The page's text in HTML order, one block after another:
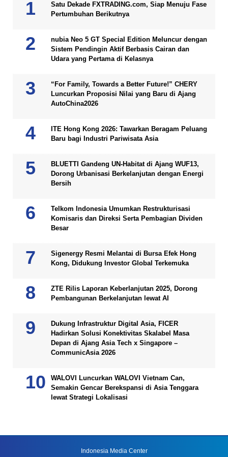
Satu Dekade FXTRADING.com, Siap Menuju Fase
Pertumbuhan Berikutnya
nubia Neo 5 GT Special Edition Meluncur dengan
Sistem Pendingin Aktif Berbasis Cairan dan
Udara yang Pertama di Kelasnya
“For Family, Towards a Better Future!” CHERY
Luncurkan Proposisi Nilai yang Baru di Ajang
AutoChina2026
ITE Hong Kong 2026: Tawarkan Beragam Peluang
Baru bagi Industri Pariwisata Asia
BLUETTI Gandeng UN-Habitat di Ajang WUF13,
Dorong Urbanisasi Berkelanjutan dengan Energi
Bersih
Telkom Indonesia Umumkan Restrukturisasi
Komisaris dan Direksi Serta Pembagian Dividen
Besar
Sigenergy Resmi Melantai di Bursa Efek Hong
Kong, Didukung Investor Global Terkemuka
ZTE Rilis Laporan Keberlanjutan 2025, Dorong
Pembangunan Berkelanjutan lewat AI
Dukung Infrastruktur Digital Asia, FICER
Hadirkan Solusi Konektivitas Skalabel Masa
Depan di Ajang Asia Tech x Singapore –
CommunicAsia 2026
WALOVI Luncurkan WALOVI Vietnam Can,
Semakin Gencar Berekspansi di Asia Tenggara
lewat Strategi Lokalisasi
Indonesia Media Center